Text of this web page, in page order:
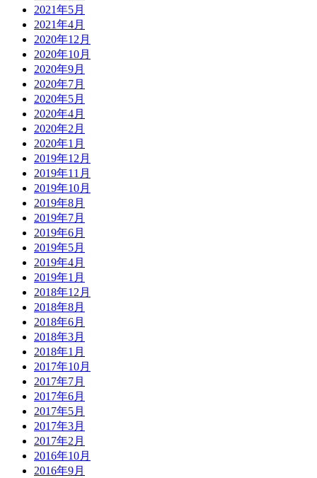
2021年5月
2021年4月
2020年12月
2020年10月
2020年9月
2020年7月
2020年5月
2020年4月
2020年2月
2020年1月
2019年12月
2019年11月
2019年10月
2019年8月
2019年7月
2019年6月
2019年5月
2019年4月
2019年1月
2018年12月
2018年8月
2018年6月
2018年3月
2018年1月
2017年10月
2017年7月
2017年6月
2017年5月
2017年3月
2017年2月
2016年10月
2016年9月